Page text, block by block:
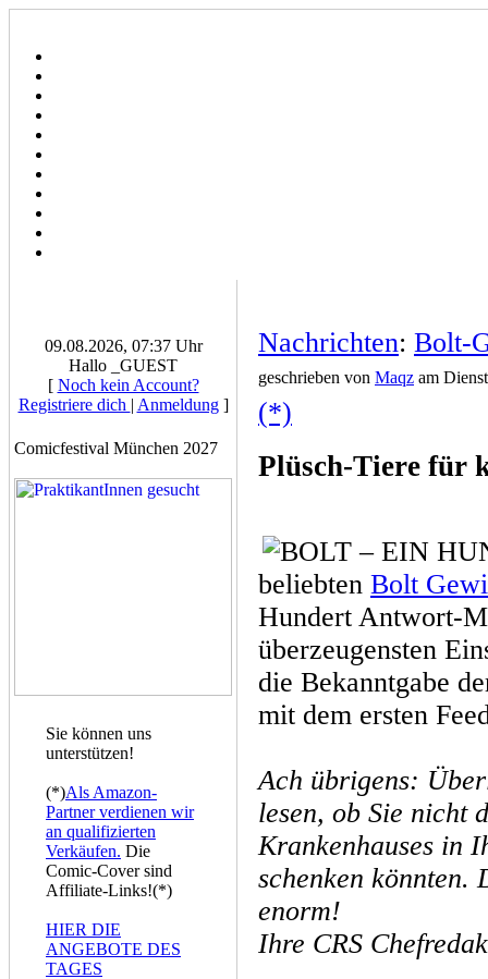
09.08.2026, 07:37 Uhr
Hallo _GUEST
[ Noch kein Account?
Registriere dich | Anmeldung]
Comicfestival München 2027
Sie können uns
unterstützen!
(*)Als Amazon-
Partner verdienen wir
an qualifizierten
Verkäufen. Die
Comic-Cover sind
Affiliate-Links!(*)
HIER DIE
ANGEBOTE DES
TAGES
Nachrichten: Bolt-
geschrieben von Maqz am
(*)
Plüsch-Tiere für
beliebten Bolt
Hundert Antwort-
überzeugensten
die Bekanntgabe
mit dem ersten
Ach übrigens:
lesen, ob Sie nicht
Krankenhauses in
schenken könnten.
enorm!
Ihre CRS